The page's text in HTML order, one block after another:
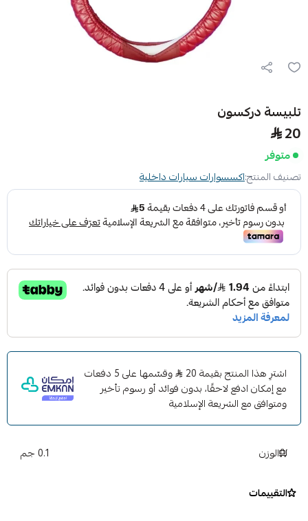
تلبيسة دركسون
20
متوفر
تصنيف المنتج:اكسسوارات سيارات داخلية
اشترِ هذا المنتج بقيمة 20
وقسّمها على 5 دفعات
مع إمكان ادفع لاحقًا، بدون فوائد أو رسوم تأخير
ومتوافق مع الشريعة الإسلامية
الوزن 0.1 جم
التقييمات